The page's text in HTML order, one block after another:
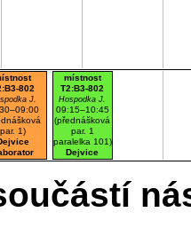
802
J.
par. 1)
K802
místnost
T2:B3-802
Hospodka J.
09:15–10:45
(přednášková
par. 1
paralelka 101)
Dejvice
Laborator